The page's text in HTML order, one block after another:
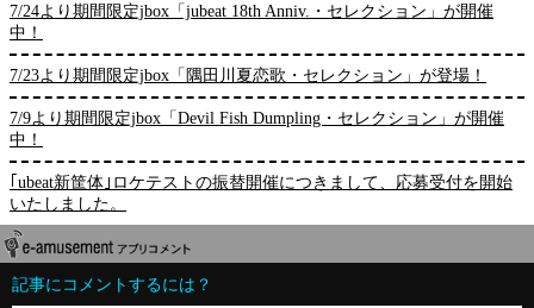
7/24より期間限定jbox「jubeat 18th Anniv.・セレクション」が開催
中！
7/23より期間限定jbox「隅田川夏恋歌・セレクション」が登場！
7/9より期間限定jbox「Devil Fish Dumpling・セレクション」が開催
中！
｢ubeat新筐体｣ロケテストの振替開催につきまして、応募受付を開始
いたしました。
記事にコメントするには？